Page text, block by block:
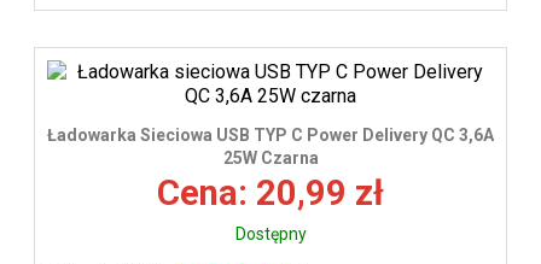
Ładowarka Sieciowa USB TYP C Power Delivery QC 3,6A
25W Czarna
Cena: 20,99 zł
Dostępny